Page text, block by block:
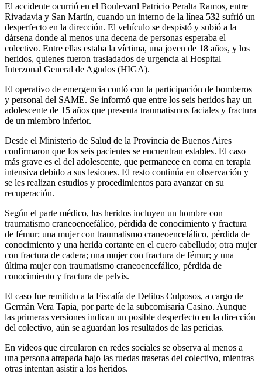
El accidente ocurrió en el Boulevard Patricio Peralta Ramos, entre
Rivadavia y San Martín, cuando un interno de la línea 532 sufrió un
desperfecto en la dirección. El vehículo se despistó y subió a la
dársena donde al menos una decena de personas esperaba el
colectivo. Entre ellas estaba la víctima, una joven de 18 años, y los
heridos, quienes fueron trasladados de urgencia al Hospital
Interzonal General de Agudos (HIGA).
El operativo de emergencia contó con la participación de bomberos
y personal del SAME. Se informó que entre los seis heridos hay un
adolescente de 15 años que presenta traumatismos faciales y fractura
de un miembro inferior.
Desde el Ministerio de Salud de la Provincia de Buenos Aires
confirmaron que los seis pacientes se encuentran estables. El caso
más grave es el del adolescente, que permanece en coma en terapia
intensiva debido a sus lesiones. El resto continúa en observación y
se les realizan estudios y procedimientos para avanzar en su
recuperación.
Según el parte médico, los heridos incluyen un hombre con
traumatismo craneoencefálico, pérdida de conocimiento y fractura
de fémur; una mujer con traumatismo craneoencefálico, pérdida de
conocimiento y una herida cortante en el cuero cabelludo; otra mujer
con fractura de cadera; una mujer con fractura de fémur; y una
última mujer con traumatismo craneoencefálico, pérdida de
conocimiento y fractura de pelvis.
El caso fue remitido a la Fiscalía de Delitos Culposos, a cargo de
Germán Vera Tapia, por parte de la subcomisaría Casino. Aunque
las primeras versiones indican un posible desperfecto en la dirección
del colectivo, aún se aguardan los resultados de las pericias.
En videos que circularon en redes sociales se observa al menos a
una persona atrapada bajo las ruedas traseras del colectivo, mientras
otras intentan asistir a los heridos.